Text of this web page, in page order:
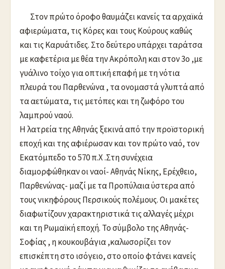
Στον πρώτο όροφο θαυμάζει κανείς τα αρχαϊκά
αφιερώματα, τις Κόρες και τους Κούρους καθώς
και τις Καρυάτιδες. Στο δεύτερο υπάρχει ταράτσα
με καφετέρια με θέα την Ακρόπολη και στον 3ο ,με
γυάλινο τοίχο για οπτική επαφή με τη νότια
πλευρά του Παρθενώνα , τα ονομαστά γλυπτά από
τα αετώματα, τις μετόπες και τη ζωφόρο του
λαμπρού ναού.
Η λατρεία της Αθηνάς ξεκινά από την προϊστορική
εποχή και της αφιέρωσαν και τον πρώτο ναό, τον
Εκατόμπεδο το 570 π.Χ .Στη συνέχεια
διαμορφώθηκαν οι ναοί- Αθηνάς Νίκης, Ερέχθειο,
Παρθενώνας- μαζί με τα Προπύλαια ύστερα από
τους νικηφόρους Περσικούς πολέμους. Οι μακέτες
διαφωτίζουν χαρακτηριστικά τις αλλαγές μέχρι
και τη Ρωμαϊκή εποχή. Το σύμβολο της Αθηνάς-
Σοφίας , η κουκουβάγια ,καλωσορίζει τον
επισκέπτη στο ισόγειο, στο οποίο φτάνει κανείς